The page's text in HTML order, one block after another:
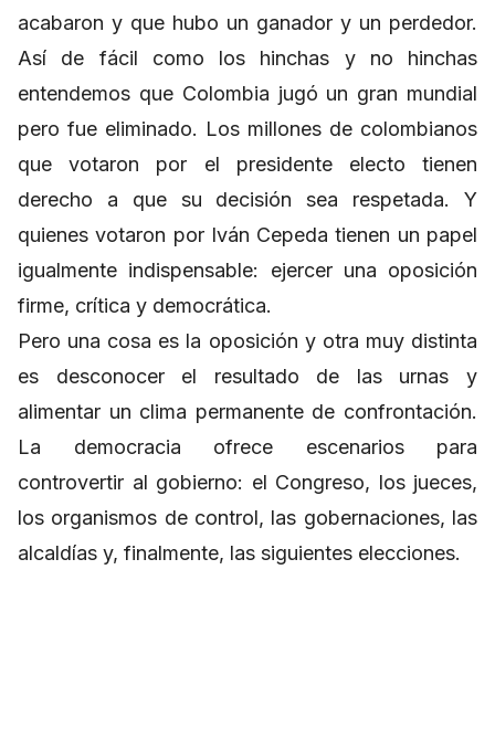
acabaron y que hubo un ganador y un perdedor.
Así de fácil como los hinchas y no hinchas
entendemos que Colombia jugó un gran mundial
pero fue eliminado. Los millones de colombianos
que votaron por el presidente electo tienen
derecho a que su decisión sea respetada. Y
quienes votaron por Iván Cepeda tienen un papel
igualmente indispensable: ejercer una oposición
firme, crítica y democrática.
Pero una cosa es la oposición y otra muy distinta
es desconocer el resultado de las urnas y
alimentar un clima permanente de confrontación.
La democracia ofrece escenarios para
controvertir al gobierno: el Congreso, los jueces,
los organismos de control, las gobernaciones, las
alcaldías y, finalmente, las siguientes elecciones.